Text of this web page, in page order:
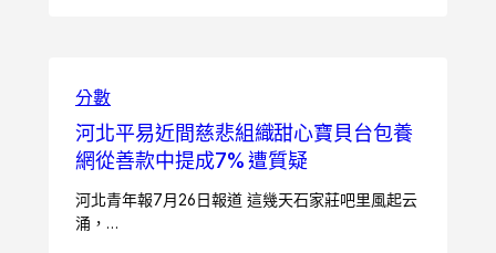
分數
河北平易近間慈悲組織甜心寶貝台包養
網從善款中提成7% 遭質疑
河北青年報7月26日報道 這幾天石家莊吧里風起云
涌，…